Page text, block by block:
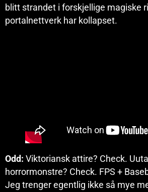
blitt strandet i forskjellige magiske
portalnettverk har kollapset.
Odd: Viktoriansk attire? Check.
horrormonstre? Check. FPS +
Jeg trenger egentlig ikke så mye